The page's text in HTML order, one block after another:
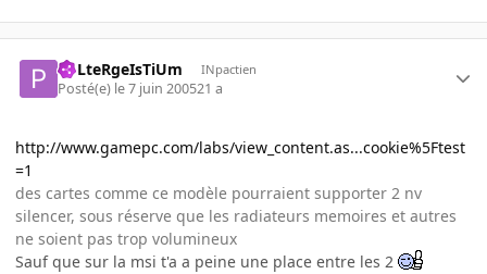
PoLteRgeIsTiUm INpactien
Posté(e) le 7 juin 200521 a
http://www.gamepc.com/labs/view_content.as...cookie%5Ftest
=1
des cartes comme ce modèle pourraient supporter 2 nv
silencer, sous réserve que les radiateurs memoires et autres
ne soient pas trop volumineux
Sauf que sur la msi t'a a peine une place entre les 2